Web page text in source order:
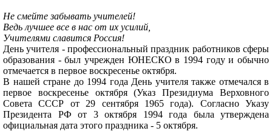
Не смейте забывать учителей!
Ведь лучшее все в нас от их усилий,
Учителями славится Россия!
День учителя - профессиональный праздник работников сферы
образования - был учрежден ЮНЕСКО в 1994 году и обычно
отмечается в первое воскресенье октября.
В нашей стране до 1994 года День учителя также отмечался в
первое воскресенье октября (Указ Президиума Верховного
Совета СССР от 29 сентября 1965 года). Согласно Указу
Президента РФ от 3 октября 1994 года была утверждена
официальная дата этого праздника - 5 октября.